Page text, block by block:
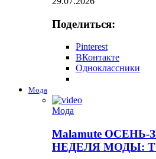
Поделиться:
Pinterest
ВКонтакте
Одноклассники
Мода
Мода
Malamute ОСЕНЬ-
НЕДЕЛЯ МОДЫ: